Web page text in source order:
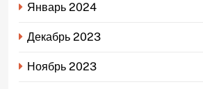
Январь 2024
Декабрь 2023
Ноябрь 2023